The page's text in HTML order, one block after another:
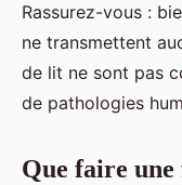
Rassurez-vous :
ne transmettent
de lit ne sont pas
de pathologies
Que faire une